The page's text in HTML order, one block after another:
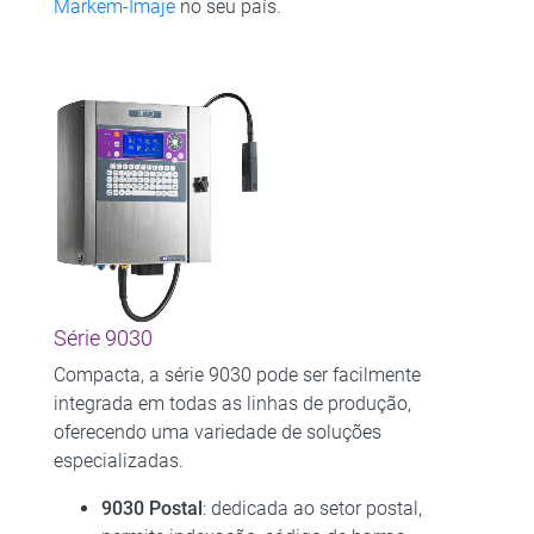
Markem-Imajeno seu país.
Série 9030
Compacta, a série 9030 pode ser facilmente
integrada em todas as linhas de produção,
oferecendo uma variedade de soluções
especializadas.
9030 Postal: dedicada ao setor postal,